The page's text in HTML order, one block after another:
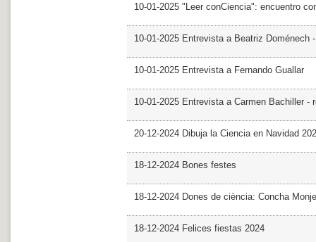
10-01-2025 "Leer conCiencia": encuentro
10-01-2025 Entrevista a Beatriz Doménech
10-01-2025 Entrevista a Fernando Guallar
10-01-2025 Entrevista a Carmen Bachiller -
20-12-2024 Dibuja la Ciencia en Navidad
18-12-2024 Bones festes
18-12-2024 Dones de ciència: Concha Monje
18-12-2024 Felices fiestas 2024